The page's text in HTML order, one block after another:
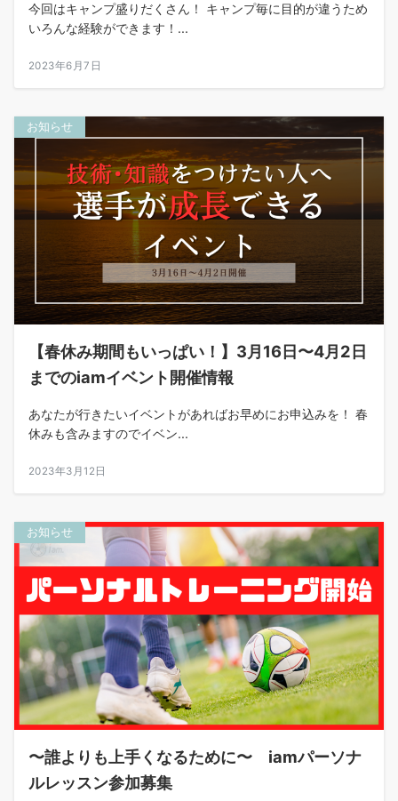
今回はキャンプ盛りだくさん！ キャンプ毎に目的が違うため
いろんな経験ができます！...
2023年6月7日
お知らせ
【春休み期間もいっぱい！】3月16日〜4月2日
までのiamイベント開催情報
あなたが行きたいイベントがあればお早めにお申込みを！ 春
休みも含みますのでイベン...
2023年3月12日
お知らせ
〜誰よりも上手くなるために〜 iamパーソナ
ルレッスン参加募集